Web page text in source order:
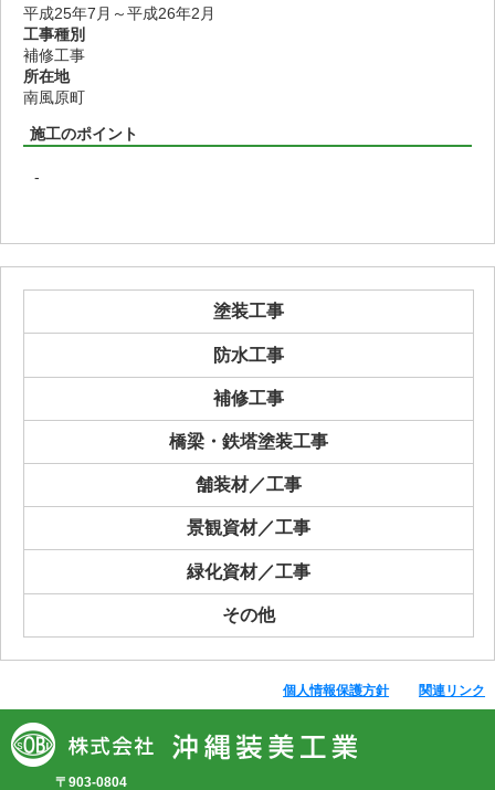
平成25年7月～平成26年2月
工事種別
補修工事
所在地
南風原町
施工のポイント
-
塗装工事
防水工事
補修工事
橋梁・鉄塔塗装工事
舗装材／工事
景観資材／工事
緑化資材／工事
その他
個人情報保護方針 関連リンク
〒903-0804